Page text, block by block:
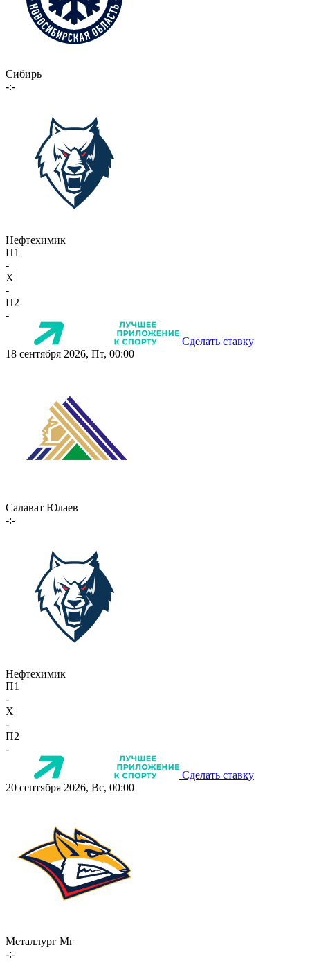
Сибирь
-:-
Нефтехимик
П1
-
X
-
П2
-
Сделать ставку
18 сентября 2026, Пт, 00:00
Салават Юлаев
-:-
Нефтехимик
П1
-
X
-
П2
-
Сделать ставку
20 сентября 2026, Вс, 00:00
Металлург Мг
-:-